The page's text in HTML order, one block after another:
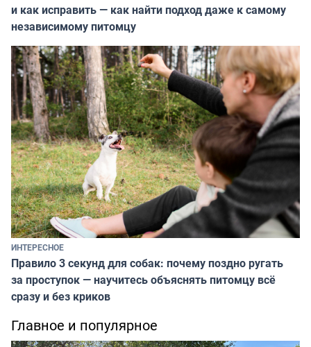
и как исправить — как найти подход даже к самому
независимому питомцу
ИНТЕРЕСНОЕ
Правило 3 секунд для собак: почему поздно ругать
за проступок — научитесь объяснять питомцу всё
сразу и без криков
Главное и популярное